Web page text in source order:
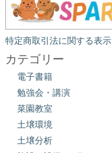
特定商取引法に関する表示
カテゴリー
電子書籍
勉強会・講演
菜園教室
土壌環境
土壌分析